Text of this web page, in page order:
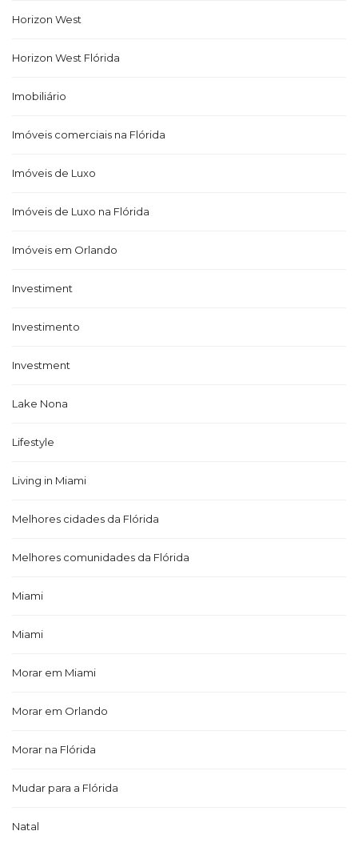
Horizon West
Horizon West Flórida
Imobiliário
Imóveis comerciais na Flórida
Imóveis de Luxo
Imóveis de Luxo na Flórida
Imóveis em Orlando
Investiment
Investimento
Investment
Lake Nona
Lifestyle
Living in Miami
Melhores cidades da Flórida
Melhores comunidades da Flórida
Miami
Miami
Morar em Miami
Morar em Orlando
Morar na Flórida
Mudar para a Flórida
Natal